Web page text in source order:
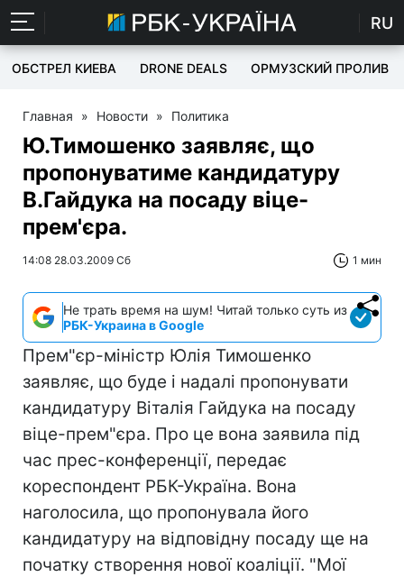
RU
ОБСТРЕЛ КИЕВА DRONE DEALS ОРМУЗСКИЙ ПРОЛИВ
Главная » Новости » Политика
Ю.Тимошенко заявляє, що
пропонуватиме кандидатуру
В.Гайдука на посаду віце-
прем'єра.
14:08 28.03.2009 Сб 1 мин
Не трать время на шум! Читай только суть из
РБК-Украина в Google
Прем"єр-міністр Юлія Тимошенко
заявляє, що буде і надалі пропонувати
кандидатуру Віталія Гайдука на посаду
віце-прем"єра. Про це вона заявила під
час прес-конференції, передає
кореспондент РБК-Україна. Вона
наголосила, що пропонувала його
кандидатуру на відповідну посаду ще на
початку створення нової коаліції. "Мої